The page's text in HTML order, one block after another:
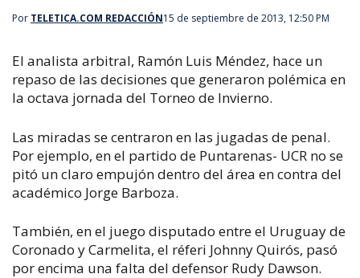
Por TELETICA.COM REDACCIÓN15 de septiembre de 2013, 12:50 PM
El analista arbitral, Ramón Luis Méndez, hace un
repaso de las decisiones que generaron polémica en
la octava jornada del Torneo de Invierno.
Las miradas se centraron en las jugadas de penal.
Por ejemplo, en el partido de Puntarenas- UCR no se
pitó un claro empujón dentro del área en contra del
académico Jorge Barboza.
También, en el juego disputado entre el Uruguay de
Coronado y Carmelita, el réferi Johnny Quirós, pasó
por encima una falta del defensor Rudy Dawson.